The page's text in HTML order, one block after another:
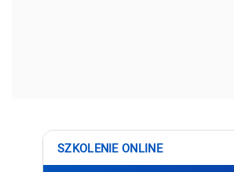
SZKOLENIE ONLINE